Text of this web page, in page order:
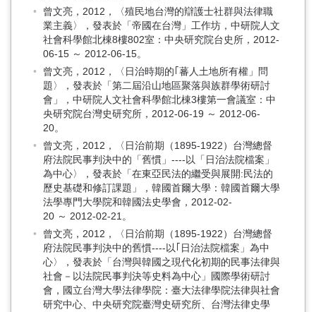
曾文亮，2012，〈殖民地台灣的辯護士社群與法律職
業主義〉，發表於「帝國在台灣」工作坊，中研院人文
社會科學館北棟8樓802室：中央研究院台史所，2012-
06-15 ～ 2012-06-15。
曾文亮，2012，〈日治時期的｢蕃人土地所有權」問
題〉，發表於「第二屆沿山地區聚落與族群學術研討
會」，中研院人文社會科學館北棟3樓第一會議室：中
央研究院台灣史研究所，2012-06-19 ～ 2012-06-
20。
曾文亮，2012，〈日治前期（1895-1922）台灣總督
府法院民事判決中的「舊慣」----以「日治法院檔案」
為中心〉，發表於「在東亞民法的繼受與展開:民法的
歷史基礎和修訂課題」，韓國首爾大學：韓國首爾大學
法學專門大學院和韓國法史學會，2012-02-
20 ～ 2012-02-21。
曾文亮，2012，〈日治前期（1895-1922）台灣總督
府法院民事判決中的舊慣----以｢日治法院檔案」為中
心〉，發表於「台灣與韓國之現代化初期的民事法律與
社會－以法院民事判決等史料為中心」國際學術研討
會，國立台灣大學法律學院：臺大法律學院法律與社會
研究中心、中央研究院臺灣史研究所、台灣法律史學